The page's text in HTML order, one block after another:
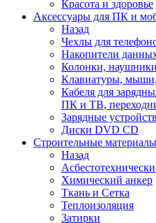
Красота и здоровье
Аксессуары для ПК и
Назад
Чехлы для
Накопители
Колонки,
Клавиатуры, мыши,
Кабеля для
ПК и ТВ,
Зарядные
Диски DVD CD
Строительные материалы
Назад
Химический анкер
Ткань и Сетка
Теплоизоляция
Затирки